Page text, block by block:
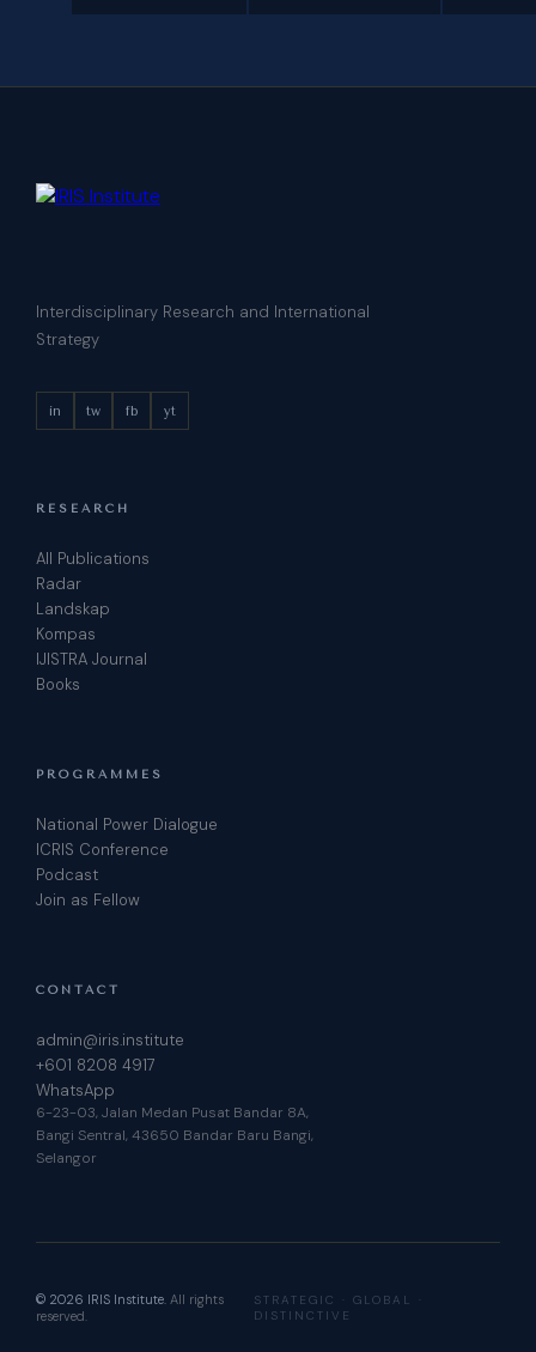
Interdisciplinary Research and International
Strategy
in tw fb yt
RESEARCH
All Publications
Radar
Landskap
Kompas
IJISTRA Journal
Books
PROGRAMMES
National Power Dialogue
ICRIS Conference
Podcast
Join as Fellow
CONTACT
admin@iris.institute
+601 8208 4917
WhatsApp
6-23-03, Jalan Medan Pusat Bandar 8A,
Bangi Sentral, 43650 Bandar Baru Bangi,
Selangor
© 2026 IRIS Institute. All rights
reserved.
STRATEGIC · GLOBAL ·
DISTINCTIVE